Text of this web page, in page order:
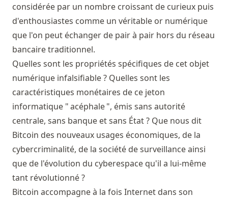
considérée par un nombre croissant de curieux puis
d'enthousiastes comme un véritable or numérique
que l'on peut échanger de pair à pair hors du réseau
bancaire traditionnel.
Quelles sont les propriétés spécifiques de cet objet
numérique infalsifiable ? Quelles sont les
caractéristiques monétaires de ce jeton
informatique " acéphale ", émis sans autorité
centrale, sans banque et sans État ? Que nous dit
Bitcoin des nouveaux usages économiques, de la
cybercriminalité, de la société de surveillance ainsi
que de l'évolution du cyberespace qu'il a lui-même
tant révolutionné ?
Bitcoin accompagne à la fois Internet dans son